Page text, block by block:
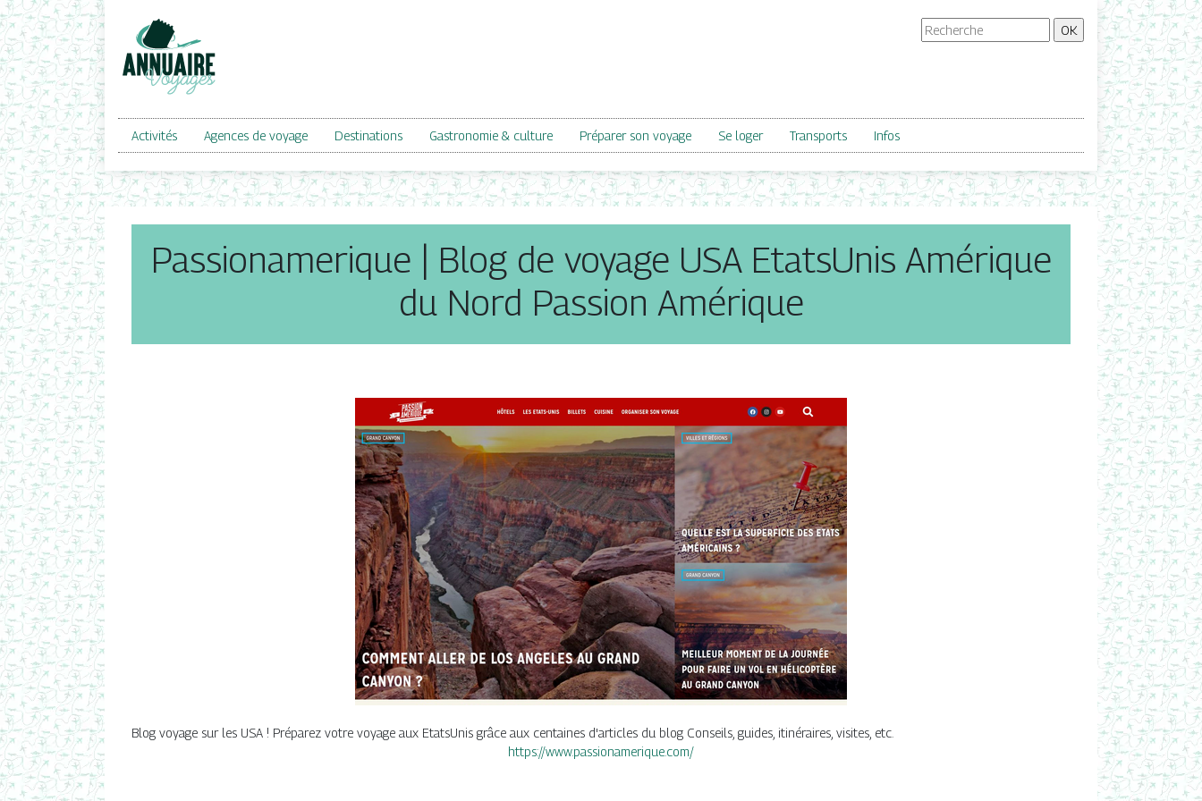
Activités Agences de voyage Destinations Gastronomie & culture Préparer son voyage Se loger Transports Infos
Passionamerique | Blog de voyage USA EtatsUnis Amérique
du Nord Passion Amérique
Blog voyage sur les USA ! Préparez votre voyage aux EtatsUnis grâce aux centaines d'articles du blog Conseils, guides, itinéraires, visites, etc.
https://www.passionamerique.com/